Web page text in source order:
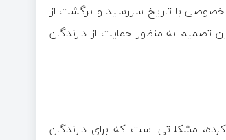
دولتی و خصوصی با تاریخ سررسید و برگشت از
است. این تصمیم به منظور حمایت از دارندگان
مشکلاتی است که برای دارندگان